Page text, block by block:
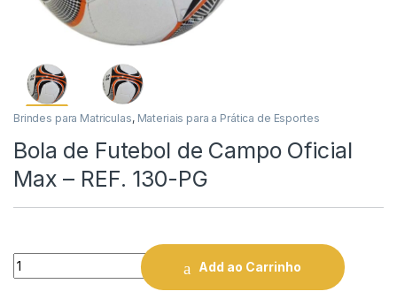
Brindes para Matriculas, Materiais para a Prática de Esportes
Bola de Futebol de Campo Oficial
Max – REF. 130-PG
Quantity
Add ao Carrinho